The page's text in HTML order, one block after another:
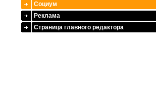
Социум
Реклама
Страница главного редактора